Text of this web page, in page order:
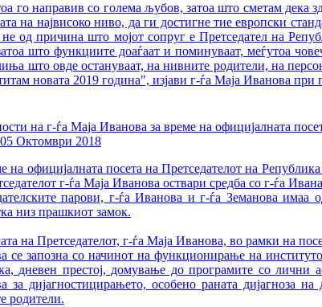
го направив со голема љубов, затоа што сметам дека
на највисоко ниво, да ги достигне тие европски
од причина што мојот сопруг е Претседател на
што функциите доаѓаат и поминуваат, меѓутоа
што овде остануваат, на нивните родители, на
новата 2019 година", изјави г-ѓа Маја Иванова при
на г-ѓа Маја Иванова за време на официјалната
Октомври 2018
на официјалната посета на Претседателот на
г-ѓа Маја Иванова оствари средба со г-ѓа
парови, г-ѓа Иванова и г-ѓа Земанова имаа
низ прашкиот замок.
на Претседателот, г-ѓа Маја Иванова, во рамки на
се запозна со начинот на функционирање на
дневен престој, домување до програмите со лични
за дијагностицирањето, особено раната дијагноза
родители.